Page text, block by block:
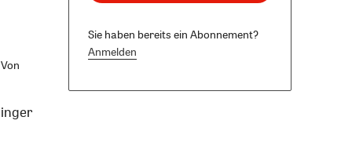
Von
Sie haben bereits ein Abonnement?
Anmelden